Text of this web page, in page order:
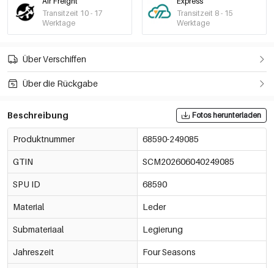
Transitzeit 10 - 17
Werktage
Transitzeit 8 - 15
Werktage
Über Verschiffen
Über die Rückgabe
Beschreibung Fotos herunterladen
Produktnummer 68590-249085
GTIN SCM202606040249085
SPU ID 68590
Material Leder
Submateriaal Legierung
Jahreszeit Four Seasons